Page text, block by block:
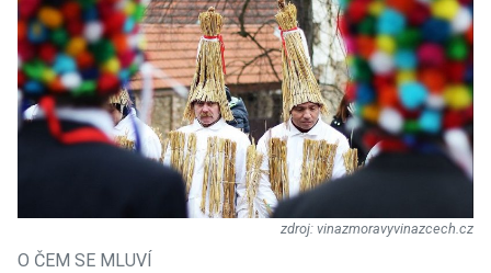
vinazmoravyvinazcech.cz
O ČEM SE MLUVÍ